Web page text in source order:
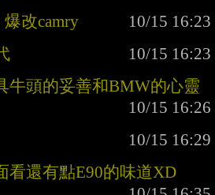
爆改camry
牛頭的妥善和BMW的心靈
看還有點E90的味道XD